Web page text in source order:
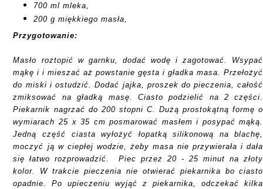
700 ml mleka,
200 g miękkiego masła,
Przygotowanie:
Masło roztopić w garnku, dodać wodę i zagotować. Wsypać
mąkę i i mieszać aż powstanie gęsta i gładka masa. Przełożyć
do miski i ostudzić. Dodać jajka, proszek do pieczenia, całość
zmiksować na gładką masę. Ciasto podzielić na 2 części.
Piekarnik nagrzać do 200 stopni C. Dużą prostokątną formę o
wymiarach 25 x 35 cm posmarować masłem i posypać mąką.
Jedną część ciasta wyłożyć łopatką silikonową na blachę,
moczyć ją w ciepłej wodzie, żeby masa nie przywierała i dała
się łatwo rozprowadzić. Piec przez20 - 25 minutna złoty
kolor. W trakcie pieczenia nie otwierać piekarnika bo ciasto
opadnie. Po upieczeniu wyjąć z piekarnika, odczekać kilka